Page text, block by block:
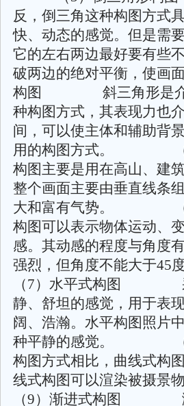
反，倒三角这种构图方式
快、动态的感觉。但是需
它的左右两边最好要有些
破两边的绝对平衡，
构图 斜三角形是介于
种构图方式，其表现力也
间，可以使主体和辅助背
用的构图方式。
构图主要是用在高山、建
整个画面主要由垂直线条
大和富有气势。
构图可以表示物体运动、
感。其动感的程度与角度
强烈，但角度不能大
（7）水平式构图 采
静、舒坦的感觉，用于表
阔、浩瀚。水平构图照片
种平静的感觉。
构图方式相比，曲线式构
线式构图可以渲染被
（9）渐进式构图 渐